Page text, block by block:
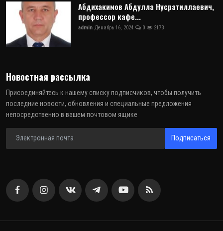
Абдихакимов Абдулла Нусратиллаевич,
профессор кафе...
admin Декабрь 16, 2024 0 2173
Новостная рассылка
Присоединяйтесь к нашему списку подписчиков, чтобы получить
последние новости, обновления и специальные предложения
непосредственно в вашем почтовом ящике
Подписаться